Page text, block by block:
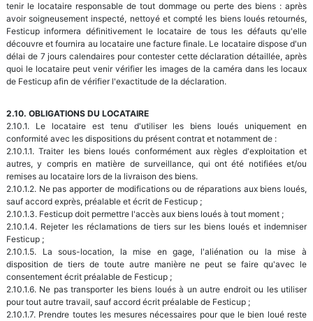
tenir le locataire responsable de tout dommage ou perte des biens : après
avoir soigneusement inspecté, nettoyé et compté les biens loués retournés,
Festicup informera définitivement le locataire de tous les défauts qu'elle
découvre et fournira au locataire une facture finale. Le locataire dispose d'un
délai de 7 jours calendaires pour contester cette déclaration détaillée, après
quoi le locataire peut venir vérifier les images de la caméra dans les locaux
de Festicup afin de vérifier l'exactitude de la déclaration.
2.10. OBLIGATIONS DU LOCATAIRE
2.10.1. Le locataire est tenu d'utiliser les biens loués uniquement en
conformité avec les dispositions du présent contrat et notamment de :
2.10.1.1. Traiter les biens loués conformément aux règles d'exploitation et
autres, y compris en matière de surveillance, qui ont été notifiées et/ou
remises au locataire lors de la livraison des biens.
2.10.1.2. Ne pas apporter de modifications ou de réparations aux biens loués,
sauf accord exprès, préalable et écrit de Festicup ;
2.10.1.3. Festicup doit permettre l'accès aux biens loués à tout moment ;
2.10.1.4. Rejeter les réclamations de tiers sur les biens loués et indemniser
Festicup ;
2.10.1.5. La sous-location, la mise en gage, l'aliénation ou la mise à
disposition de tiers de toute autre manière ne peut se faire qu'avec le
consentement écrit préalable de Festicup ;
2.10.1.6. Ne pas transporter les biens loués à un autre endroit ou les utiliser
pour tout autre travail, sauf accord écrit préalable de Festicup ;
2.10.1.7. Prendre toutes les mesures nécessaires pour que le bien loué reste